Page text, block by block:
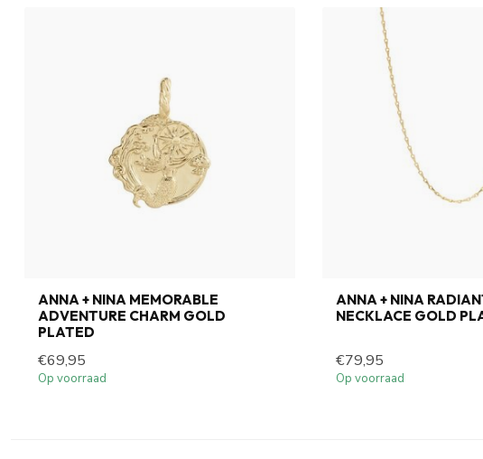
ANNA + NINA MEMORABLE
ADVENTURE CHARM GOLD
PLATED
€69,95
Op voorraad
ANNA + NINA
NECKLACE GOLD
€79,95
Op voorraad